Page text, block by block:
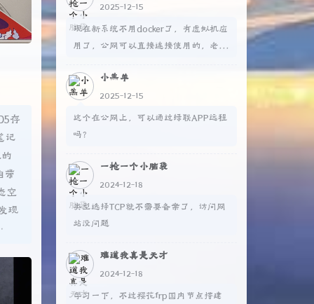
存
记
带
空
现
2025-12-15
现在新系统不用docker了，有虚拟机应
用了，公网可以直接连接使用的，老版
小羔羊
2025-12-15
这个在公网上，可以通过绿联APP远程
吗？
一枪一个小脑袋
2024-12-18
类型选择TCP就不需要备案了，访问网
站没问题
难道我真是天才
2024-12-18
学习一下，不过樱花frp国内节点搭建